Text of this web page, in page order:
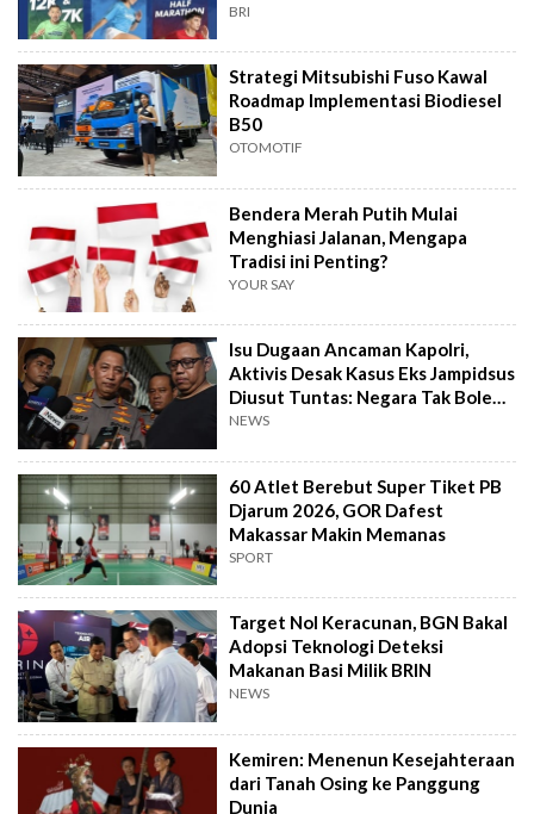
BRI
Strategi Mitsubishi Fuso Kawal
Roadmap Implementasi Biodiesel
B50
OTOMOTIF
Bendera Merah Putih Mulai
Menghiasi Jalanan, Mengapa
Tradisi ini Penting?
YOUR SAY
Isu Dugaan Ancaman Kapolri,
Aktivis Desak Kasus Eks Jampidsus
Diusut Tuntas: Negara Tak Boleh
Kalah
NEWS
60 Atlet Berebut Super Tiket PB
Djarum 2026, GOR Dafest
Makassar Makin Memanas
SPORT
Target Nol Keracunan, BGN Bakal
Adopsi Teknologi Deteksi
Makanan Basi Milik BRIN
NEWS
Kemiren: Menenun Kesejahteraan
dari Tanah Osing ke Panggung
Dunia